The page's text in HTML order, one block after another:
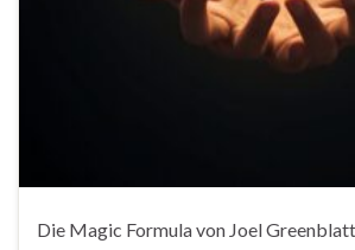
Die Magic Formula von Joel